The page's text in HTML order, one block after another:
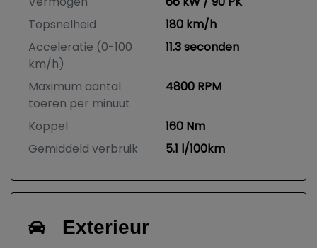
Topsnelheid
180 km/h
Acceleratie (0-100
km/h)
11.3 seconden
Maximum aantal
toeren per minuut
4800 RPM
Koppel
160 Nm
Gemiddeld verbruik
5.1 l/100km
Exterieur